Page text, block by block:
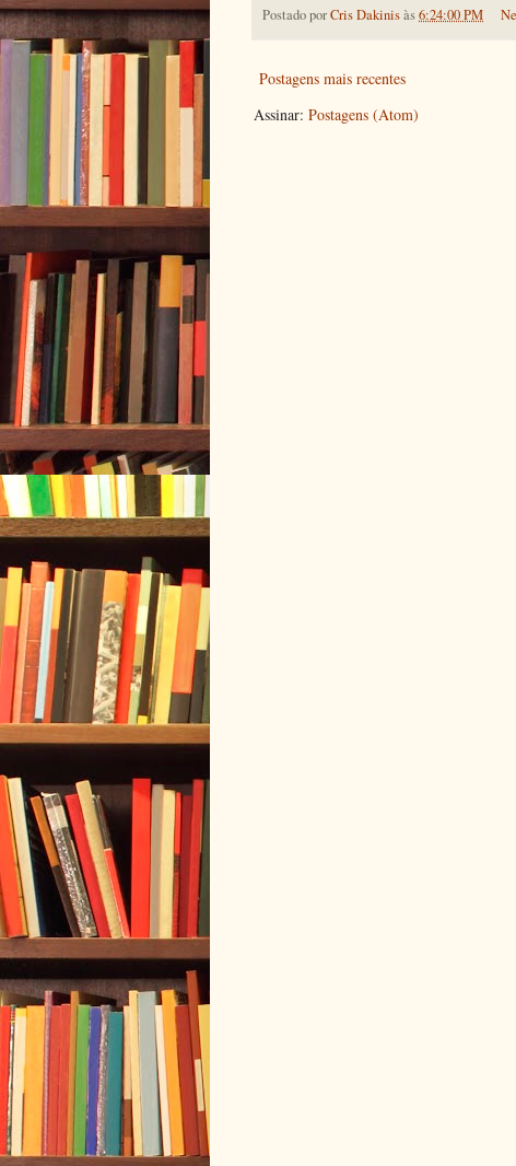
Postado porCris Dakinisàs6:24:00 PM
Postagens mais recentes
Assinar: Postagens (Atom)